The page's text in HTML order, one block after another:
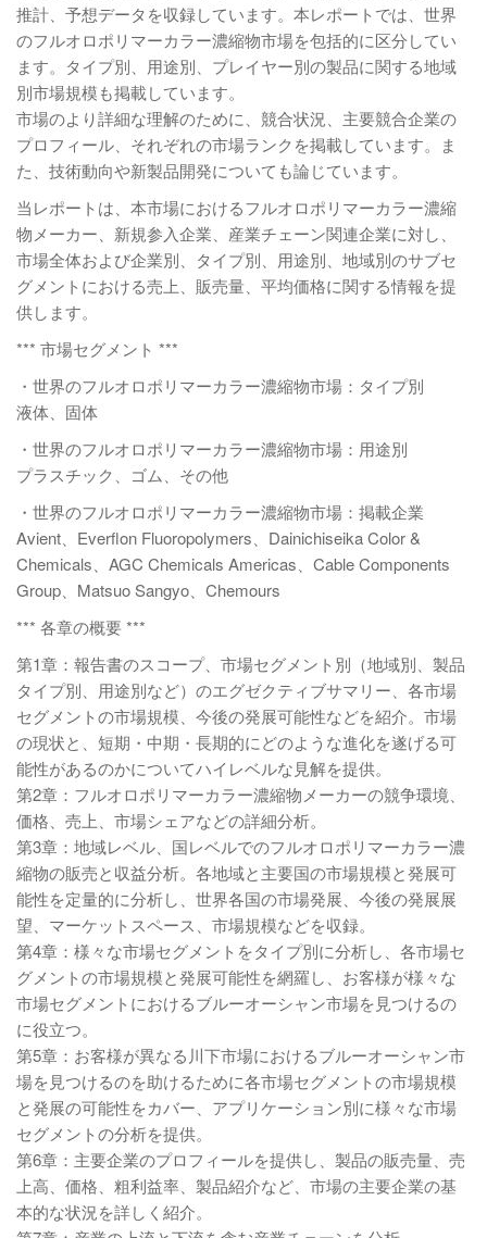
推計、予想データを収録しています。本レポートでは、世界
のフルオロポリマーカラー濃縮物市場を包括的に区分してい
ます。タイプ別、用途別、プレイヤー別の製品に関する地域
別市場規模も掲載しています。
市場のより詳細な理解のために、競合状況、主要競合企業の
プロフィール、それぞれの市場ランクを掲載しています。ま
た、技術動向や新製品開発についても論じています。
当レポートは、本市場におけるフルオロポリマーカラー濃縮
物メーカー、新規参入企業、産業チェーン関連企業に対し、
市場全体および企業別、タイプ別、用途別、地域別のサブセ
グメントにおける売上、販売量、平均価格に関する情報を提
供します。
*** 市場セグメント ***
・世界のフルオロポリマーカラー濃縮物市場：タイプ別
液体、固体
・世界のフルオロポリマーカラー濃縮物市場：用途別
プラスチック、ゴム、その他
・世界のフルオロポリマーカラー濃縮物市場：掲載企業
Avient、Everflon Fluoropolymers、Dainichiseika Color &
Chemicals、AGC Chemicals Americas、Cable Components
Group、Matsuo Sangyo、Chemours
*** 各章の概要 ***
第1章：報告書のスコープ、市場セグメント別（地域別、製品
タイプ別、用途別など）のエグゼクティブサマリー、各市場
セグメントの市場規模、今後の発展可能性などを紹介。市場
の現状と、短期・中期・長期的にどのような進化を遂げる可
能性があるのかについてハイレベルな見解を提供。
第2章：フルオロポリマーカラー濃縮物メーカーの競争環境、
価格、売上、市場シェアなどの詳細分析。
第3章：地域レベル、国レベルでのフルオロポリマーカラー濃
縮物の販売と収益分析。各地域と主要国の市場規模と発展可
能性を定量的に分析し、世界各国の市場発展、今後の発展展
望、マーケットスペース、市場規模などを収録。
第4章：様々な市場セグメントをタイプ別に分析し、各市場セ
グメントの市場規模と発展可能性を網羅し、お客様が様々な
市場セグメントにおけるブルーオーシャン市場を見つけるの
に役立つ。
第5章：お客様が異なる川下市場におけるブルーオーシャン市
場を見つけるのを助けるために各市場セグメントの市場規模
と発展の可能性をカバー、アプリケーション別に様々な市場
セグメントの分析を提供。
第6章：主要企業のプロフィールを提供し、製品の販売量、売
上高、価格、粗利益率、製品紹介など、市場の主要企業の基
本的な状況を詳しく紹介。